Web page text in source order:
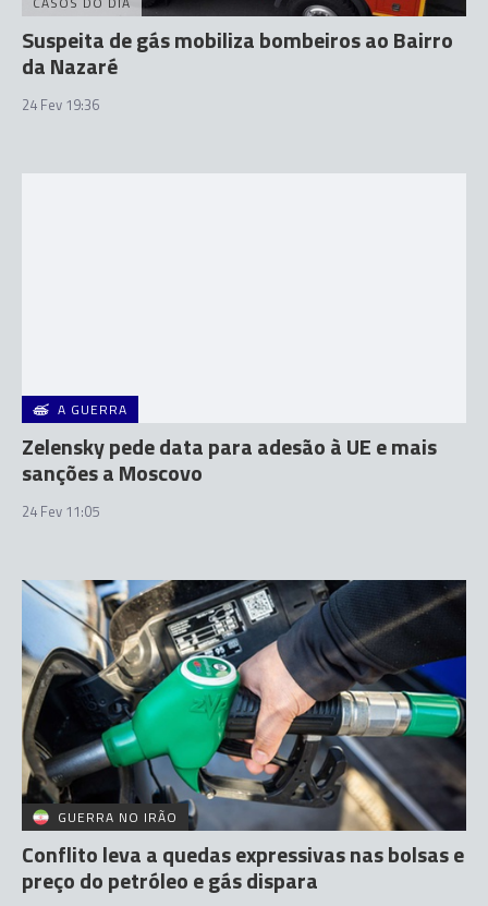
Suspeita de gás mobiliza bombeiros ao Bairro
da Nazaré
24 Fev 19:36
A GUERRA
Zelensky pede data para adesão à UE e mais
sanções a Moscovo
24 Fev 11:05
GUERRA NO IRÃO
Conflito leva a quedas expressivas nas bolsas e
preço do petróleo e gás dispara